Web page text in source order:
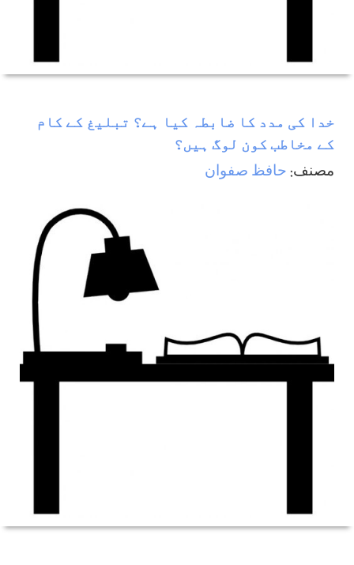
خدا کی مدد کا ضابطہ کیا ہے؟ تبلیغ کے کام
کے مخاطب کون لوگ ہیں؟
مصنف: حافظ صفوان